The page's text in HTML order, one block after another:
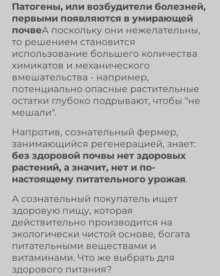
Патогены, или возбудители болезней,
первыми появляются в умирающей
почвеА поскольку они нежелательны,
то решением становится
использование большего количества
химикатов и механического
вмешательства - например,
потенциально опасные растительные
остатки глубоко подрывают, чтобы "не
мешали".
Напротив, сознательный фермер,
занимающийся регенерацией, знает:
без здоровой почвы нет здоровых
растений, а значит, нет и по-
настоящему питательного урожая.
А сознательный покупатель ищет
здоровую пищу, которая
действительно производится на
экологически чистой основе, богата
питательными веществами и
витаминами. Что же выбрать для
здорового питания?